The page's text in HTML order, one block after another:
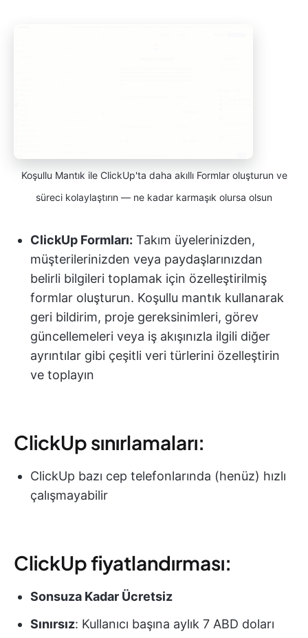
Koşullu Mantık ile ClickUp'ta daha akıllı Formlar oluşturun ve
süreci kolaylaştırın — ne kadar karmaşık olursa olsun
ClickUp Formları: Takım üyelerinizden,
müşterilerinizden veya paydaşlarınızdan
belirli bilgileri toplamak için özelleştirilmiş
formlar oluşturun. Koşullu mantık kullanarak
geri bildirim, proje gereksinimleri, görev
güncellemeleri veya iş akışınızla ilgili diğer
ayrıntılar gibi çeşitli veri türlerini özelleştirin
ve toplayın
ClickUp sınırlamaları:
ClickUp bazı cep telefonlarında (henüz) hızlı
çalışmayabilir
ClickUp fiyatlandırması:
Sonsuza Kadar Ücretsiz
Sınırsız: Kullanıcı başına aylık 7 ABD doları